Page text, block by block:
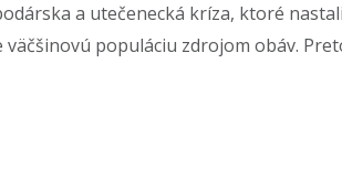
a utečenecká kríza, ktoré
populáciu zdrojom obáv.